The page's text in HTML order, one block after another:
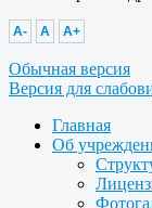
A- A A+
Обычная версия
Версия для
Главная
Об